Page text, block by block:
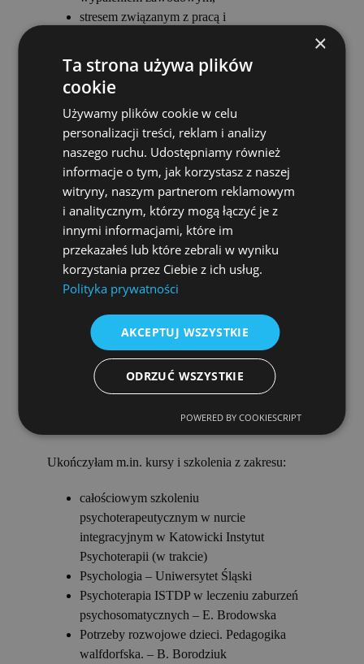
stresem związanym z pracą i
wyzwaniami związanymi z rolą lidera i
funkcjonowaniem w organizacjach,
poszukiwaniem większego poczucia sensu,
równowagi i dobrostanu.
Swoją pracę poddaję regularnej superwizji.
Doświadczenie zawodowe i
kursy / szkolenia
Doświadczenie zawodowe zdobywałam m.in. w:
pracy psychologicznej i terapeutycznej z
wieloletniej współpracy z rodzicami i
rodzinami,
prowadzeniu i rozwijaniu Naturalnego
Przedszkola Dobrostan w Mikołowie,
Ukończyłam m.in. kursy i szkolenia z zakresu:
całościowym szkoleniu
psychoterapeutycznym w nurcie
integracyjnym w Katowicki Instytut
Psychoterapii (w trakcie)
Psychologia – Uniwersytet Śląski
Psychoterapia ISTDP w leczeniu zaburzeń
psychosomatycznych – E. Brodowska
Potrzeby rozwojowe dzieci. Pedagogika
walfdorfska. – B. Borodziuk
×
Ta strona używa plików
cookie
Używamy plików cookie w celu
personalizacji treści, reklam i analizy
naszego ruchu. Udostępniamy również
informacje o tym, jak korzystasz z naszej
witryny, naszym partnerom reklamowym
i analitycznym, którzy mogą łączyć je z
innymi informacjami, które im
przekazałeś lub które zebrali w wyniku
korzystania przez Ciebie z ich usług.
Polityka prywatności
AKCEPTUJ WSZYSTKIE
ODRZUĆ WSZYSTKIE
POWERED BY COOKIESCRIPT